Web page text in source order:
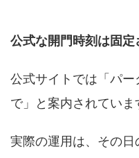
公式な開門時刻は固
公式サイトでは「パー
で」と案内されていま
実際の運用は、その